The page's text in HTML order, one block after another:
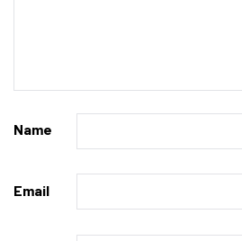
Name
Email